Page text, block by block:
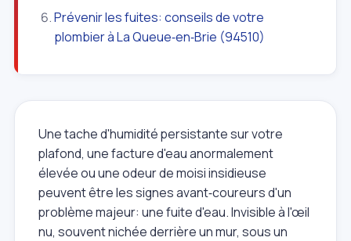
Prévenir les fuites: conseils de votre
plombier à La Queue‑en‑Brie (94510)
Une tache d'humidité persistante sur votre
plafond, une facture d'eau anormalement
élevée ou une odeur de moisi insidieuse
peuvent être les signes avant‑coureurs d'un
problème majeur: une fuite d'eau. Invisible à l'œil
nu, souvent nichée derrière un mur, sous un